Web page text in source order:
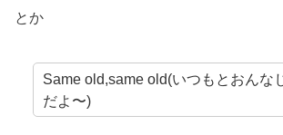
とか
Same old,same old(いつもとおんな
だよ〜)